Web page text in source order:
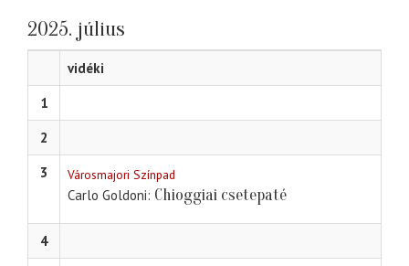
2025. július
vidéki
1
2
3
Városmajori Színpad
Carlo Goldoni Chioggiai csetepaté
4